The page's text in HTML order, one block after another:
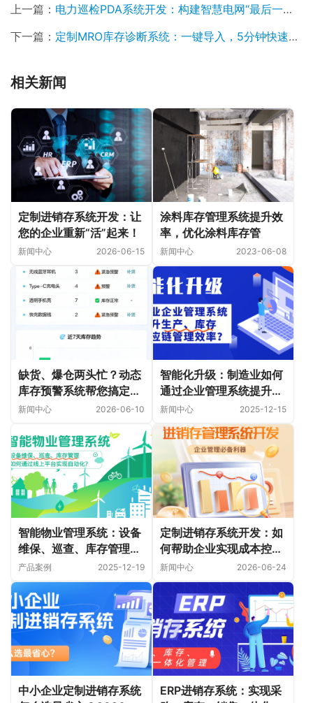
上一篇： 电力巡检PDA系统开发：构建智慧电网“最后一公里”的移动智能中枢
下一篇： 定制MRO库存诊断系统：一键导入，5分钟快速获取诊断报告！
相关新闻
定制进销存系统开发：让
您的企业重新“活”起来！
新闻中心 2026-06-15
涂料库存管理系统提升效
率，优化涂料库存管
新闻中心 2023-06-08
缺货、爆仓两头忙？动态
库存预警系统帮您搞定一
切！
新闻中心 2026-06-10
智能化升级：制造业如何
通过企业管理系统提升生
产、库存与供应链管理效
新闻中心 2025-12-15
智能物业管理系统：设备
维保、巡查、库存管理如
何通过线上平台实现自动
化？
产品案例 2025-12-19
定制进销存系统开发：如
何帮助企业实现成本控制
和利润最大化？
新闻中心 2026-06-24
中小企业定制进销存系统
ERP进销存系统：实现采